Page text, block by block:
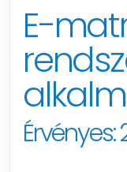
E-
Érvényes: